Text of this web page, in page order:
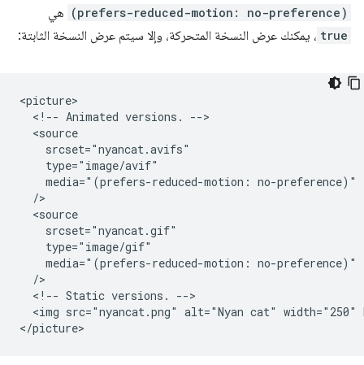
(prefers-reduced-motion: no-preference) هي
true ، يمكنك عرض النسخة المتحركة، وإلا سيتم عرض النسخة الثابتة:
<picture>
  <!-- Animated versions. -->
  <source
    srcset="nyancat.avifs"
    type="image/avif"
    media="(prefers-reduced-motion: no-preference)"
  />
  <source
    srcset="nyancat.gif"
    type="image/gif"
    media="(prefers-reduced-motion: no-preference)"
  />
  <!-- Static versions. -->
<img src="nyancat.png" alt="Nyan cat" width="250"